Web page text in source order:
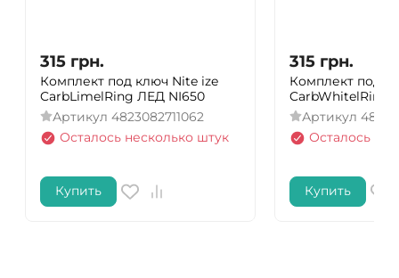
315 грн.
Комплект под ключ Nite ize
CarbLimelRing ЛЕД NI650
Артикул 4823082711062
Осталось несколько штук
Купить
315 грн.
Комплект под
CarbWhitelRing
Артикул
Осталось
Купить